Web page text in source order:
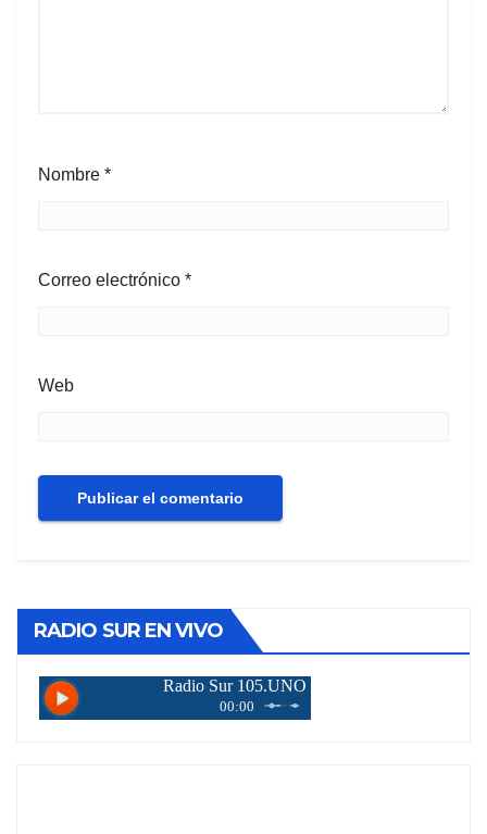
Nombre *
Correo electrónico *
Web
RADIO SUR EN VIVO